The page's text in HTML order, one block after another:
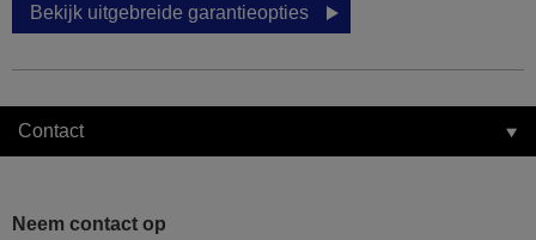
Bekijk uitgebreide garantieopties
Contact
Neem contact op